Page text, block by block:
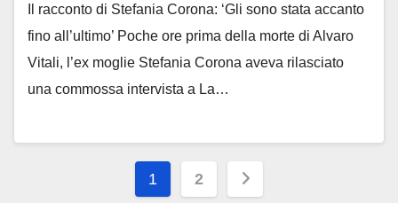
Il racconto di Stefania Corona: ‘Gli sono stata accanto
fino all’ultimo’ Poche ore prima della morte di Alvaro
Vitali, l’ex moglie Stefania Corona aveva rilasciato
una commossa intervista a La…
Paginazione
1 2